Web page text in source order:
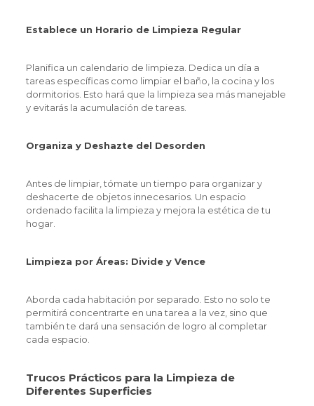
Establece un Horario de Limpieza Regular
Planifica un calendario de limpieza. Dedica un día a
tareas específicas como limpiar el baño, la cocina y los
dormitorios. Esto hará que la limpieza sea más manejable
y evitarás la acumulación de tareas.
Organiza y Deshazte del Desorden
Antes de limpiar, tómate un tiempo para organizar y
deshacerte de objetos innecesarios. Un espacio
ordenado facilita la limpieza y mejora la estética de tu
hogar.
Limpieza por Áreas: Divide y Vence
Aborda cada habitación por separado. Esto no solo te
permitirá concentrarte en una tarea a la vez, sino que
también te dará una sensación de logro al completar
cada espacio.
Trucos Prácticos para la Limpieza de
Diferentes Superficies